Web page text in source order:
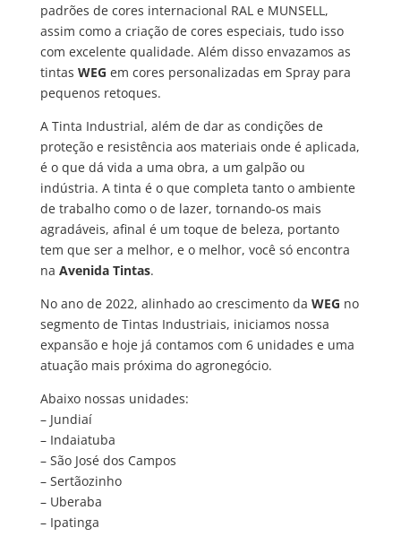
padrões de cores internacional RAL e MUNSELL,
assim como a criação de cores especiais, tudo isso
com excelente qualidade. Além disso envazamos as
tintas WEG em cores personalizadas em Spray para
pequenos retoques.
A Tinta Industrial, além de dar as condições de
proteção e resistência aos materiais onde é aplicada,
é o que dá vida a uma obra, a um galpão ou
indústria. A tinta é o que completa tanto o ambiente
de trabalho como o de lazer, tornando-os mais
agradáveis, afinal é um toque de beleza, portanto
tem que ser a melhor, e o melhor, você só encontra
na Avenida Tintas.
No ano de 2022, alinhado ao crescimento da WEG no
segmento de Tintas Industriais, iniciamos nossa
expansão e hoje já contamos com 6 unidades e uma
atuação mais próxima do agronegócio.
Abaixo nossas unidades:
– Jundiaí
– Indaiatuba
– São José dos Campos
– Sertãozinho
– Uberaba
– Ipatinga